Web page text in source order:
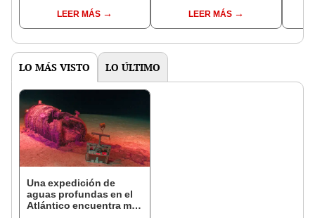
espaciales” y no hay
certeza de dónde
LEER MÁS
giratoria capaz de
generar gravedad
LEER MÁS
LO MÁS VISTO LO ÚLTIMO
Una expedición de
aguas profundas en el
Atlántico encuentra más